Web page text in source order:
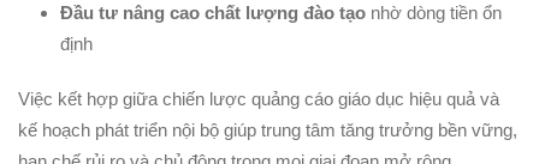
Đầu tư nâng cao chất lượng đào tạo nhờ dòng tiền ổn
định
Việc kết hợp giữa chiến lược quảng cáo giáo dục hiệu quả và
kế hoạch phát triển nội bộ giúp trung tâm tăng trưởng bền vững,